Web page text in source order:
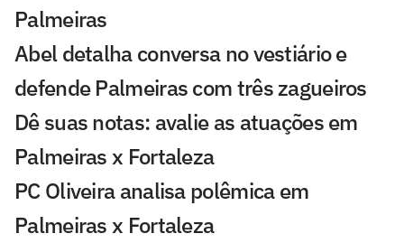
Palmeiras
Abel detalha conversa no vestiário e
defende Palmeiras com três zagueiros
Dê suas notas: avalie as atuações em
Palmeiras x Fortaleza
PC Oliveira analisa polêmica em
Palmeiras x Fortaleza